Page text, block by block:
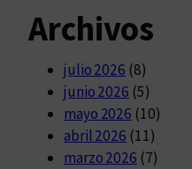
Archivos
julio 2026 (8)
junio 2026 (5)
mayo 2026 (10)
abril 2026 (11)
marzo 2026 (7)